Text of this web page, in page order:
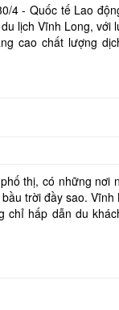
4 - Quốc tế Lao
lịch Vĩnh Long, với
cao chất lượng
thị, có những nơi
trời đầy sao. Vĩnh
hấp dẫn du
Khu lưu niệm Chủ tịch